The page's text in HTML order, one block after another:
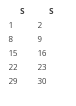
S
S
1
2
8
9
15
16
22
23
29
30